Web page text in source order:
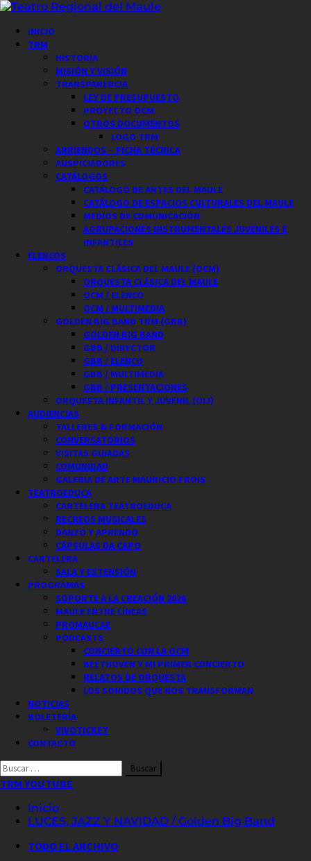
Saltar
contenido
Menú
principal
INICIO
TRM
HISTORIA
MISIÓN Y VISIÓN
TRANSPARENCIA
LEY DE PRESUPUESTO
PROYECTO OCM
OTROS DOCUMENTOS
LOGO TRM
ARRIENDOS – FICHA TÉCNICA
AUSPICIADORES
CATÁLOGOS
CATÁLOGO DE ARTES DEL MAULE
CATÁLOGO DE ESPACIOS CULTURALES DEL MAULE
MEDIOS DE COMUNICACIÓN
AGRUPACIONES INSTRUMENTALES JUVENILES E
INFANTILES
ELENCOS
ORQUESTA CLÁSICA DEL MAULE (OCM)
ORQUESTA CLÁSICA DEL MAULE
OCM / ELENCO
OCM / MULTIMEDIA
GOLDEN BIG BAND TRM (GBB)
GOLDEN BIG BAND
GBB / DIRECTOR
GBB / ELENCO
GBB / MULTIMEDIA
GBB / PRESENTACIONES
ORQUESTA INFANTIL Y JUVENIL (OIJ)
AUDIENCIAS
TALLERES & FORMACIÓN
CONVERSATORIOS
VISITAS GUIADAS
COMUNIDAD
GALERIA DE ARTE MAURICIO FROIS
TEATROEDUCA
CARTELERA TEATROEDUCA
RECREOS MUSICALES
DANZO Y APRENDO
CÁPSULAS DA CAPO
CARTELERA
SALA Y EXTENSIÓN
PROGRAMAS
SOPORTE A LA CREACIÓN 2026
MAULE ENTRE LÍNEAS
PROMAUCAE
PODCASTS
CONCIERTO CON LA OCM
BEETHOVEN Y MI PRIMER CONCIERTO
RELATOS DE ORQUESTA
LOS SONIDOS QUE NOS TRANSFORMAN
NOTICIAS
BOLETERÍA
VIVOTICKET
CONTACTO
Buscar
por:
TRM YOUTUBE
Inicio
LUCES, JAZZ Y NAVIDAD / Golden Big Band
TODO EL ARCHIVO